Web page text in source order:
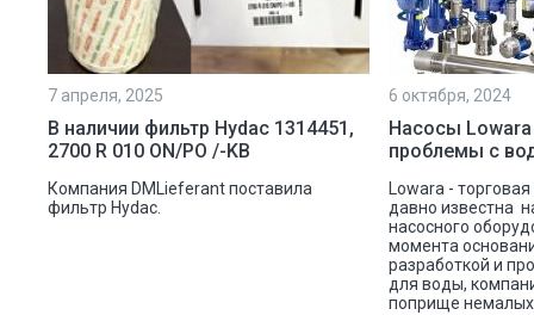
7 апреля, 2025
В наличии фильтр Hydac 1314451,
2700 R 010 ON/PO /-KB
Компания DMLieferant поставила
фильтр Hydac.
6 октября, 2024
Насосы
проблемы с
Lowara -
давно известна
насосного
момента
разработкой и
для воды,
поприще немалых